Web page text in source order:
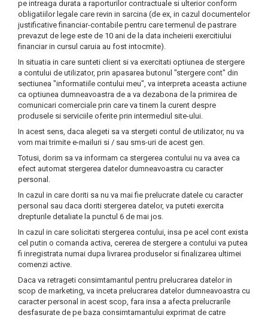
pe intreaga durata a raporturilor contractuale si ulterior conform
obligatiilor legale care revin in sarcina (de ex, in cazul documentelor
justificative financiar-contabile pentru care termenul de pastrare
prevazut de lege este de 10 ani de la data incheierii exercitiului
financiar in cursul caruia au fost intocmite).
In situatia in care sunteti client si va exercitati optiunea de stergere
a contului de utilizator, prin apasarea butonul "stergere cont" din
sectiunea "informatiile contului meu", va interpreta aceasta actiune
ca optiunea dumneavoastra de a va dezabona de la primirea de
comunicari comerciale prin care va tinem la curent despre
produsele si serviciile oferite prin intermediul site-ului.
In acest sens, daca alegeti sa va stergeti contul de utilizator, nu va
vom mai trimite e-mailuri si / sau sms-uri de acest gen.
Totusi, dorim sa va informam ca stergerea contului nu va avea ca
efect automat stergerea datelor dumneavoastra cu caracter
personal.
In cazul in care doriti sa nu va mai fie prelucrate datele cu caracter
personal sau daca doriti stergerea datelor, va puteti exercita
drepturile detaliate la punctul 6 de mai jos.
In cazul in care solicitati stergerea contului, insa pe acel cont exista
cel putin o comanda activa, cererea de stergere a contului va putea
fi inregistrata numai dupa livrarea produselor si finalizarea ultimei
comenzi active.
Daca va retrageti consimtamantul pentru prelucrarea datelor in
scop de marketing, va inceta prelucrarea datelor dumneavoastra cu
caracter personal in acest scop, fara insa a afecta prelucrarile
desfasurate de pe baza consimtamantului exprimat de catre